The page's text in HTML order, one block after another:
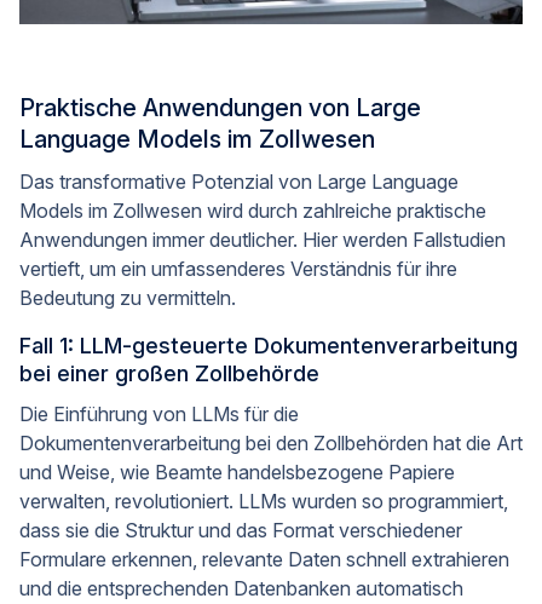
Praktische Anwendungen von Large
Language Models im Zollwesen
Das transformative Potenzial von Large Language
Models im Zollwesen wird durch zahlreiche praktische
Anwendungen immer deutlicher. Hier werden Fallstudien
vertieft, um ein umfassenderes Verständnis für ihre
Bedeutung zu vermitteln.
Fall 1: LLM-gesteuerte Dokumentenverarbeitung
bei einer großen Zollbehörde
Die Einführung von LLMs für die
Dokumentenverarbeitung bei den Zollbehörden hat die Art
und Weise, wie Beamte handelsbezogene Papiere
verwalten, revolutioniert. LLMs wurden so programmiert,
dass sie die Struktur und das Format verschiedener
Formulare erkennen, relevante Daten schnell extrahieren
und die entsprechenden Datenbanken automatisch